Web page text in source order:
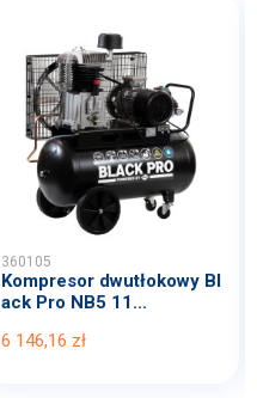
360105
Kompresor dwutłokowy Bl
ack Pro NB5 11...
6 146,16 zł